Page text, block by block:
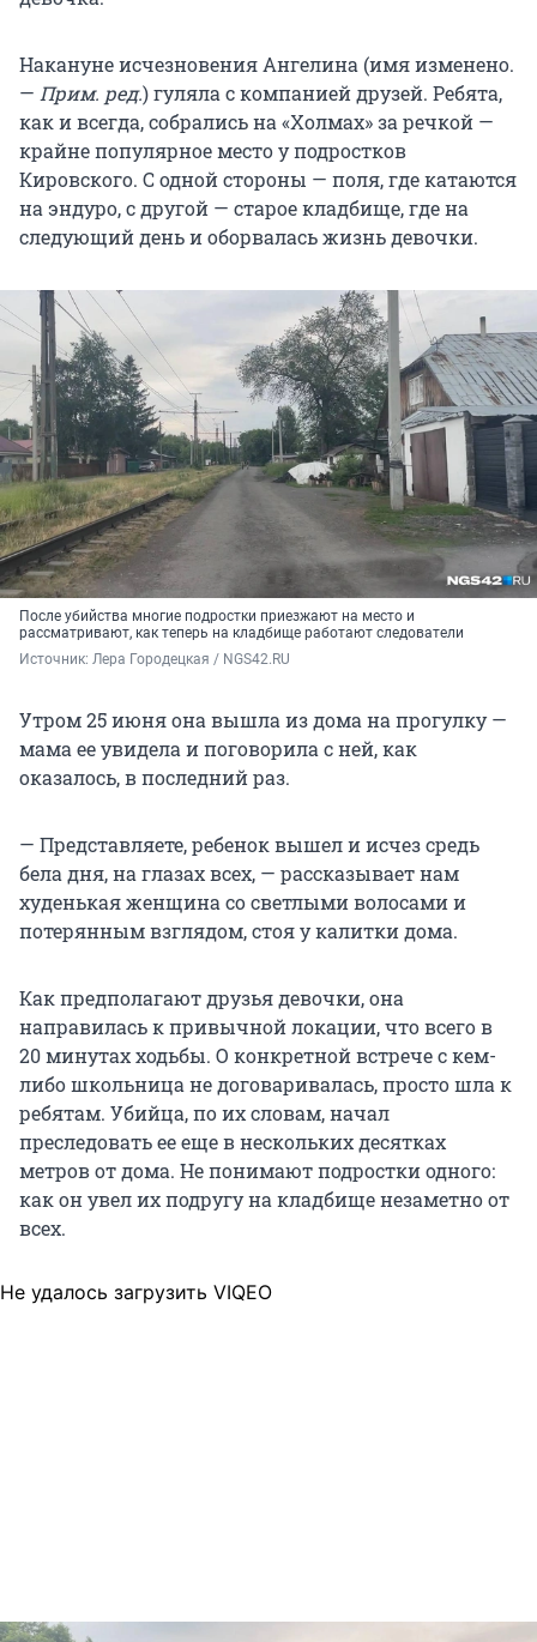
Накануне исчезновения Ангелина (имя изменено.
— Прим. ред.) гуляла с компанией друзей. Ребята,
как и всегда, собрались на «Холмах» за речкой —
крайне популярное место у подростков
Кировского. С одной стороны — поля, где катаются
на эндуро, с другой — старое кладбище, где на
следующий день и оборвалась жизнь девочки.
После убийства многие подростки приезжают на место и
рассматривают, как теперь на кладбище работают следователи
Источник: Лера Городецкая / NGS42.RU
Утром 25 июня она вышла из дома на прогулку —
мама ее увидела и поговорила с ней, как
оказалось, в последний раз.
— Представляете, ребенок вышел и исчез средь
бела дня, на глазах всех, — рассказывает нам
худенькая женщина со светлыми волосами и
потерянным взглядом, стоя у калитки дома.
Как предполагают друзья девочки, она
направилась к привычной локации, что всего в
20 минутах ходьбы. О конкретной встрече с кем-
либо школьница не договаривалась, просто шла к
ребятам. Убийца, по их словам, начал
преследовать ее еще в нескольких десятках
метров от дома. Не понимают подростки одного:
как он увел их подругу на кладбище незаметно от
всех.
Не удалось загрузить VIQEO